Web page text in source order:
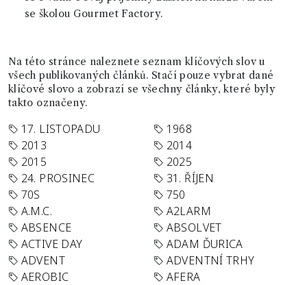
se školou Gourmet Factory.
Na této stránce naleznete seznam klíčových slov u
všech publikovaných článků. Stačí pouze vybrat dané
klíčové slovo a zobrazí se všechny články, které byly
takto označeny.
17. LISTOPADU
1968
2013
2014
2015
2025
24. PROSINEC
31. ŘÍJEN
70S
750
A.M.C.
A2LARM
ABSENCE
ABSOLVET
ACTIVE DAY
ADAM ĎURICA
ADVENT
ADVENTNÍ TRHY
AEROBIC
AFERA